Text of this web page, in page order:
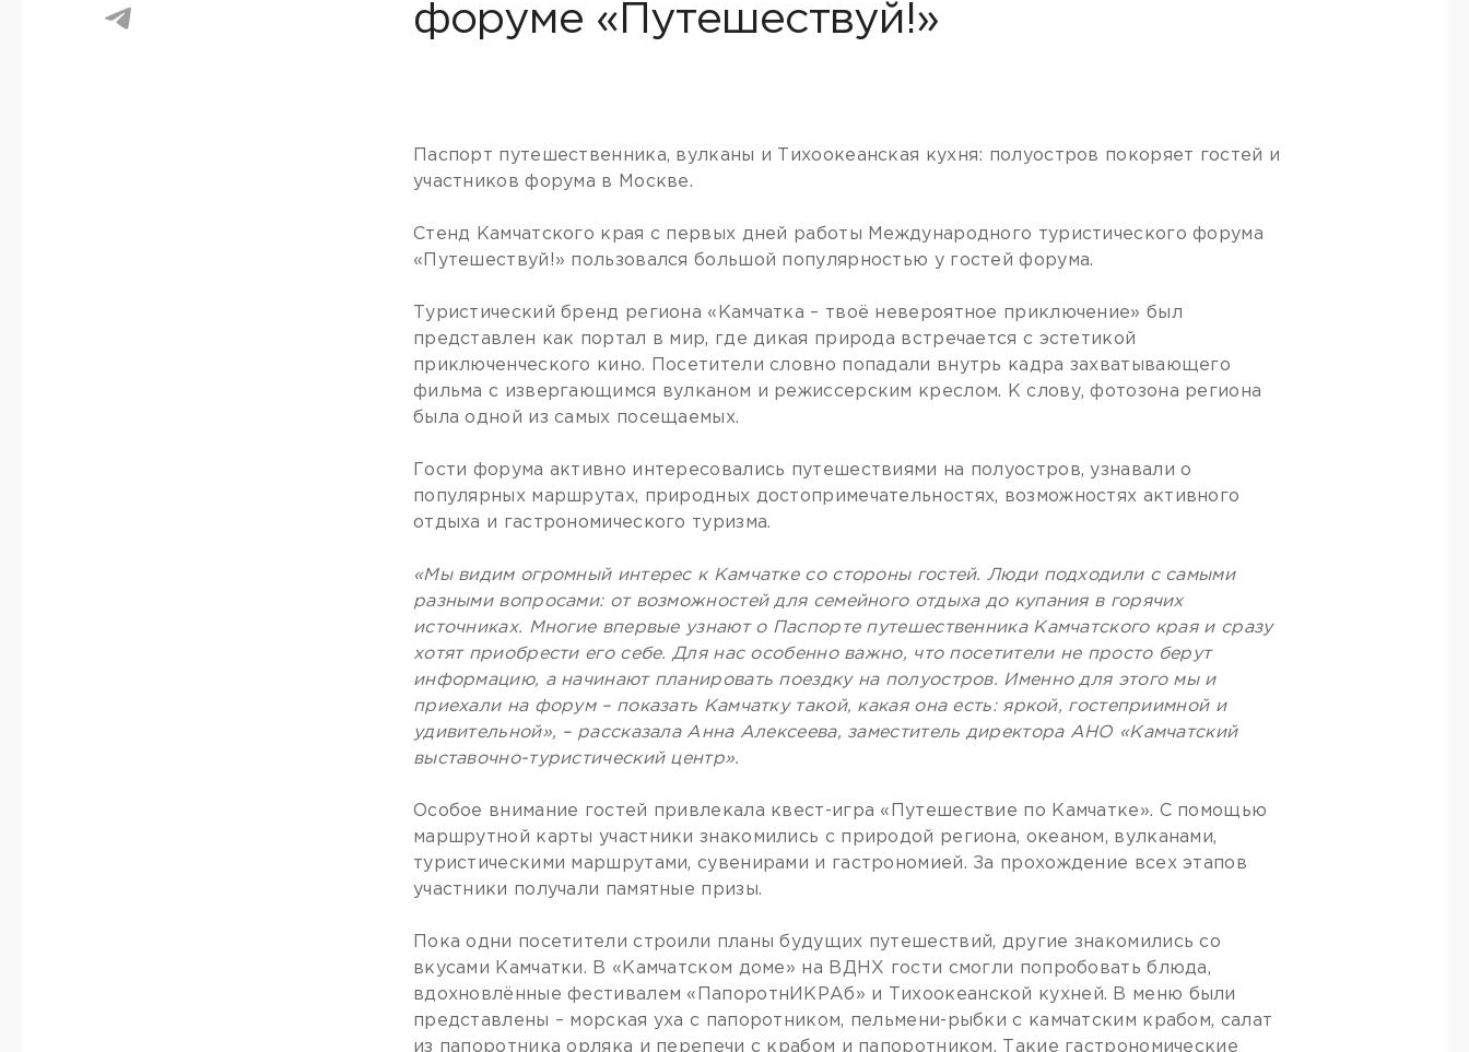
форуме «Путешествуй!»
Паспорт путешественника, вулканы и Тихоокеанская кухня: полуостров покоряет гостей и
участников форума в Москве.
Стенд Камчатского края с первых дней работы Международного туристического форума
«Путешествуй!» пользовался большой популярностью у гостей форума.
Туристический бренд региона «Камчатка – твоё невероятное приключение» был
представлен как портал в мир, где дикая природа встречается с эстетикой
приключенческого кино. Посетители словно попадали внутрь кадра захватывающего
фильма с извергающимся вулканом и режиссерским креслом. К слову, фотозона региона
была одной из самых посещаемых.
Гости форума активно интересовались путешествиями на полуостров, узнавали о
популярных маршрутах, природных достопримечательностях, возможностях активного
отдыха и гастрономического туризма.
«Мы видим огромный интерес к Камчатке со стороны гостей. Люди подходили с самыми
разными вопросами: от возможностей для семейного отдыха до купания в горячих
источниках. Многие впервые узнают о Паспорте путешественника Камчатского края и сразу
хотят приобрести его себе. Для нас особенно важно, что посетители не просто берут
информацию, а начинают планировать поездку на полуостров. Именно для этого мы и
приехали на форум – показать Камчатку такой, какая она есть: яркой, гостеприимной и
удивительной», – рассказала Анна Алексеева, заместитель директора АНО «Камчатский
выставочно-туристический центр».
Особое внимание гостей привлекала квест-игра «Путешествие по Камчатке». С помощью
маршрутной карты участники знакомились с природой региона, океаном, вулканами,
туристическими маршрутами, сувенирами и гастрономией. За прохождение всех этапов
участники получали памятные призы.
Пока одни посетители строили планы будущих путешествий, другие знакомились со
вкусами Камчатки. В «Камчатском доме» на ВДНХ гости смогли попробовать блюда,
вдохновлённые фестивалем «ПапоротнИКРАб» и Тихоокеанской кухней. В меню были
представлены – морская уха с папоротником, пельмени-рыбки с камчатским крабом, салат
из папоротника орляка и перепечи с крабом и папоротником. Такие гастрономические